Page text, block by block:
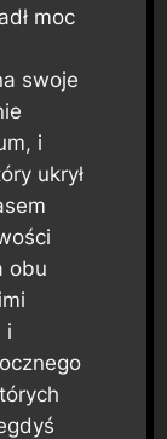
moc
swoje
i
ukrył
obu
i